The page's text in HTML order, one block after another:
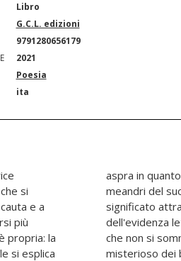
Libro
G.C.L. edizioni
9791280656179
2021
Poesia
ita
si
e a
più
propria: la
si esplica
scritta,
meno
luce